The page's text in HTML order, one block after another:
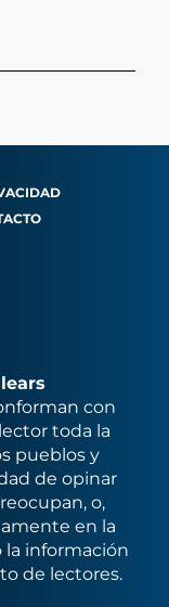
con
toda la
pueblos y
de opinar
o,
en la
la información
de lectores.